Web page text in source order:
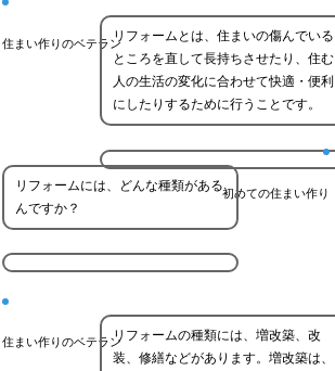
住まい作りのベテランリフォームとは、住まいの傷んでいる
ところを直して長持ちさせたり、住む
人の生活の変化に合わせて快適・便利
にしたりするために行うことです。
初めての住まい作り
リフォームには、どんな種類がある
んですか？
住まい作りのベテランリフォームの種類には、増改築、改
装、修繕などがあります。増改築は、